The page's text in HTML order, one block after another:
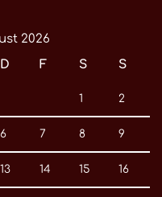
2026
D F S S
1 2
6 7 8 9
13 14 15 16